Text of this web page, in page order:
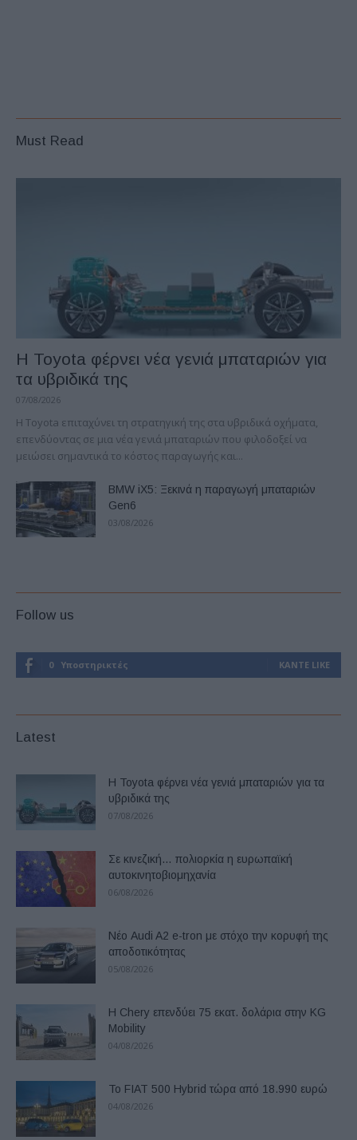
Must Read
Η Toyota φέρνει νέα γενιά μπαταριών για
τα υβριδικά της
07/08/2026
Η Toyota επιταχύνει τη στρατηγική της στα υβριδικά οχήματα,
επενδύοντας σε μια νέα γενιά μπαταριών που φιλοδοξεί να
μειώσει σημαντικά το κόστος παραγωγής και...
BMW iX5: Ξεκινά η παραγωγή μπαταριών
Gen6
03/08/2026
Follow us
0 Υποστηρικτές ΚΆΝΤΕ LIKE
Latest
Η Toyota φέρνει νέα γενιά μπαταριών για τα
υβριδικά της
07/08/2026
Σε κινεζική… πολιορκία η ευρωπαϊκή
αυτοκινητοβιομηχανία
06/08/2026
Νέο Audi A2 e-tron με στόχο την κορυφή της
αποδοτικότητας
05/08/2026
Η Chery επενδύει 75 εκατ. δολάρια στην KG
Mobility
04/08/2026
Το FIAT 500 Hybrid τώρα από 18.990 ευρώ
04/08/2026